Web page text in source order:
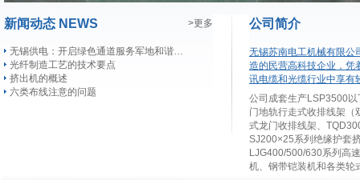
新闻动态 NEWS >更多
无锡供电：开启绿色通道服务军地和谐…
光纤制造工艺的技术要点
挤出机的概述
六类布线注意的问题
公司简介
无锡苏南电工机械有限公
造的民营高科技企业，凭
讯电缆和光缆行业中享有
公司成套生产LSP3500
门地轨行走式收排线架（
式龙门收排线架、
SJ200×25系列绝缘护套
LJG400/500/630系列高
机、钢带铠装机和各类轮